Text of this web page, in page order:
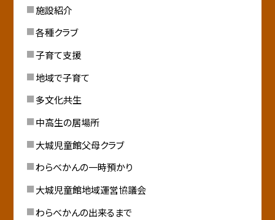
施設紹介
各種クラブ
子育て支援
地域で子育て
多文化共生
中高生の居場所
大城児童館父母クラブ
わらべかんの一時預かり
大城児童館地域運営協議会
わらべかんの出来るまで